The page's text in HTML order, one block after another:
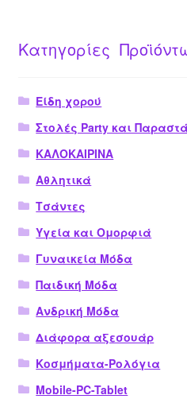
Κατηγορίες
Είδη χορού
Στολές Party και
ΚΑΛΟΚΑΙΡΙΝΑ
Αθλητικά
Τσάντες
Υγεία και Ομορφιά
Γυναικεία Μόδα
Παιδική Μόδα
Ανδρική Μόδα
Διάφορα αξεσουάρ
Κοσμήματα-Ρολόγια
Mobile-PC-Tablet